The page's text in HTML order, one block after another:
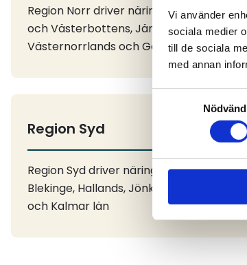
Vi använder
sociala medier
till de sociala
med annan
Region Norr driver näringens frågor i
och Västerbottens, Jämtlands,
Västernorrlands och Gävleborgs län
Region Syd
Region Syd driver näringens frågor i
Blekinge, Hallands, Jönköpings,
och Kalmar län